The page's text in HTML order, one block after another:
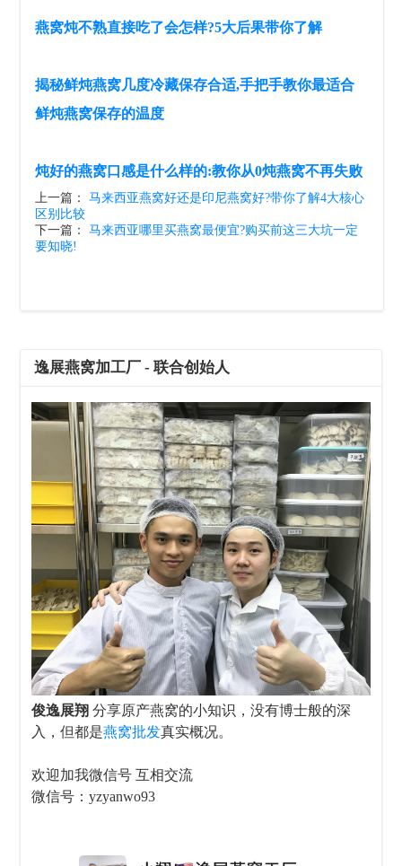
燕窝炖不熟直接吃了会怎样?5大后果带你了解
揭秘鲜炖燕窝几度冷藏保存合适,手把手教你最适合
鲜炖燕窝保存的温度
炖好的燕窝口感是什么样的:教你从0炖燕窝不再失败
上一篇：马来西亚燕窝好还是印尼燕窝好?带你了解4大核心
区别比较
下一篇：马来西亚哪里买燕窝最便宜?购买前这三大坑一定
要知晓!
逸展燕窝加工厂 - 联合创始人
俊逸展翔 分享原产燕窝的小知识，没有博士般的深
入，但都是燕窝批发真实概况。
欢迎加我微信号 互相交流
微信号：yzyanwo93